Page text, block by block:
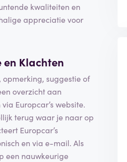
kwaliteiten en
appreciatie voor
Klachten
suggestie of
overzicht aan
Europcar’s website.
terug waar je naar op
Europcar’s
en via e-mail. Als
een nauwkeurige